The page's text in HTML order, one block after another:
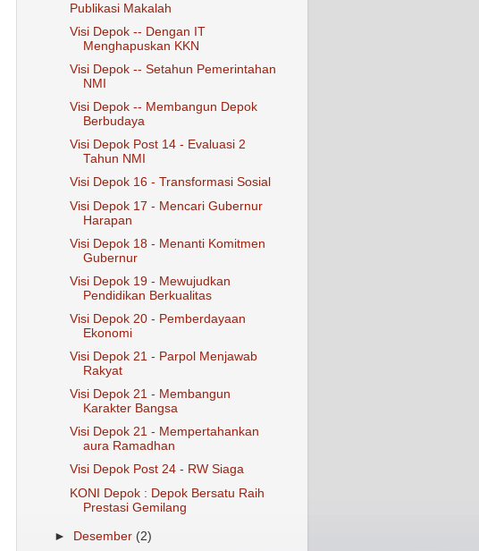
Publikasi Makalah
Visi Depok -- Dengan IT
Menghapuskan KKN
Visi Depok -- Setahun Pemerintahan
NMI
Visi Depok -- Membangun Depok
Berbudaya
Visi Depok Post 14 - Evaluasi 2
Tahun NMI
Visi Depok 16 - Transformasi Sosial
Visi Depok 17 - Mencari Gubernur
Harapan
Visi Depok 18 - Menanti Komitmen
Gubernur
Visi Depok 19 - Mewujudkan
Pendidikan Berkualitas
Visi Depok 20 - Pemberdayaan
Ekonomi
Visi Depok 21 - Parpol Menjawab
Rakyat
Visi Depok 21 - Membangun
Karakter Bangsa
Visi Depok 21 - Mempertahankan
aura Ramadhan
Visi Depok Post 24 - RW Siaga
KONI Depok : Depok Bersatu Raih
Prestasi Gemilang
► Desember (2)